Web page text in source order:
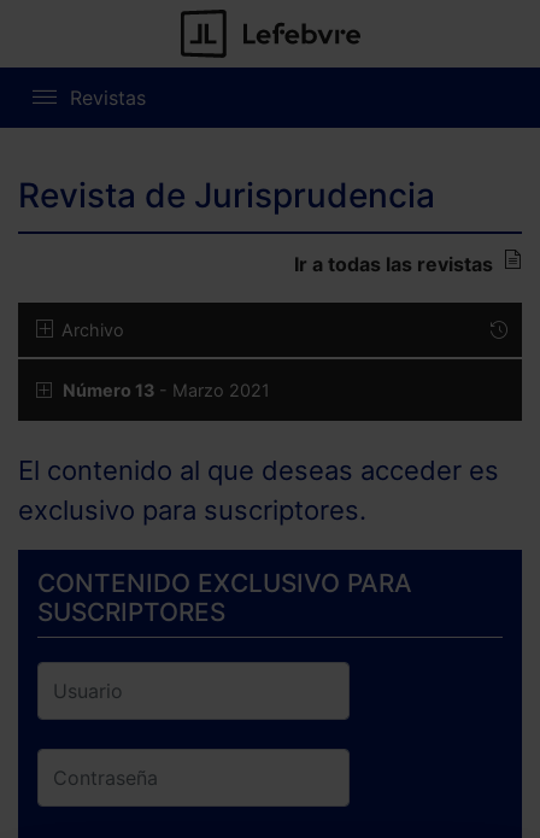
Revistas
Revista de Jurisprudencia
Ir a todas las revistas
Archivo
Número 13 - Marzo 2021
El contenido al que deseas acceder es
exclusivo para suscriptores.
CONTENIDO EXCLUSIVO PARA
SUSCRIPTORES